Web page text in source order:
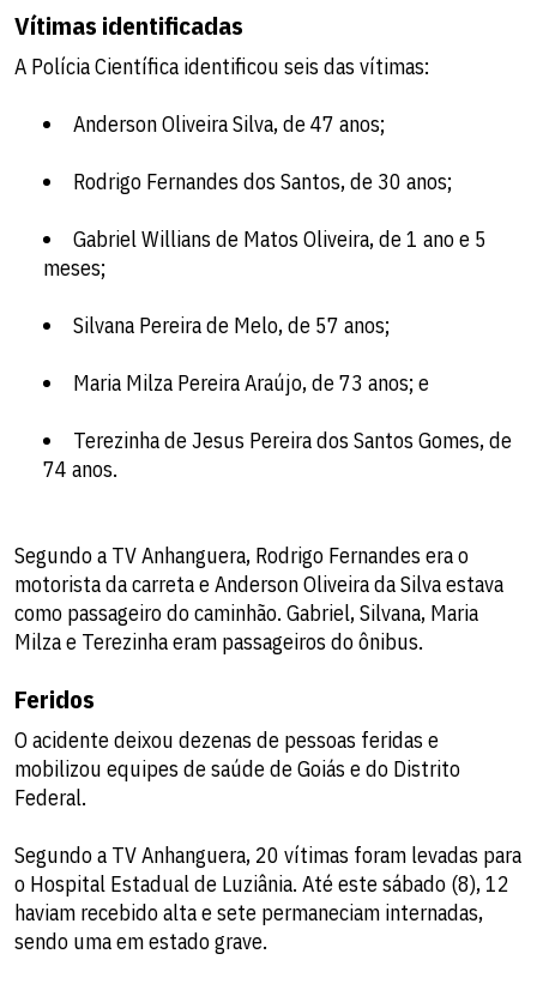
Vítimas identificadas
A Polícia Científica identificou seis das vítimas:
Anderson Oliveira Silva, de 47 anos;
Rodrigo Fernandes dos Santos, de 30 anos;
Gabriel Willians de Matos Oliveira, de 1 ano e 5
meses;
Silvana Pereira de Melo, de 57 anos;
Maria Milza Pereira Araújo, de 73 anos; e
Terezinha de Jesus Pereira dos Santos Gomes, de
74 anos.
Segundo a TV Anhanguera, Rodrigo Fernandes era o
motorista da carreta e Anderson Oliveira da Silva estava
como passageiro do caminhão. Gabriel, Silvana, Maria
Milza e Terezinha eram passageiros do ônibus.
Feridos
O acidente deixou dezenas de pessoas feridas e
mobilizou equipes de saúde de Goiás e do Distrito
Federal.
Segundo a TV Anhanguera, 20 vítimas foram levadas para
o Hospital Estadual de Luziânia. Até este sábado (8), 12
haviam recebido alta e sete permaneciam internadas,
sendo uma em estado grave.